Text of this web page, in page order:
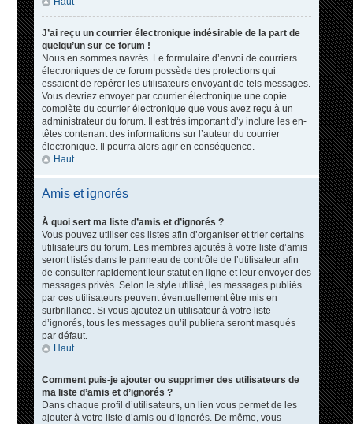
J’ai reçu un courrier électronique indésirable de la part de
quelqu’un sur ce forum !
Nous en sommes navrés. Le formulaire d’envoi de courriers
électroniques de ce forum possède des protections qui
essaient de repérer les utilisateurs envoyant de tels messages.
Vous devriez envoyer par courrier électronique une copie
complète du courrier électronique que vous avez reçu à un
administrateur du forum. Il est très important d’y inclure les en-
têtes contenant des informations sur l’auteur du courrier
électronique. Il pourra alors agir en conséquence.
Haut
Amis et ignorés
À quoi sert ma liste d’amis et d’ignorés ?
Vous pouvez utiliser ces listes afin d’organiser et trier certains
utilisateurs du forum. Les membres ajoutés à votre liste d’amis
seront listés dans le panneau de contrôle de l’utilisateur afin
de consulter rapidement leur statut en ligne et leur envoyer des
messages privés. Selon le style utilisé, les messages publiés
par ces utilisateurs peuvent éventuellement être mis en
surbrillance. Si vous ajoutez un utilisateur à votre liste
d’ignorés, tous les messages qu’il publiera seront masqués
par défaut.
Haut
Comment puis-je ajouter ou supprimer des utilisateurs de
ma liste d’amis et d’ignorés ?
Dans chaque profil d’utilisateurs, un lien vous permet de les
ajouter à votre liste d’amis ou d’ignorés. De même, vous